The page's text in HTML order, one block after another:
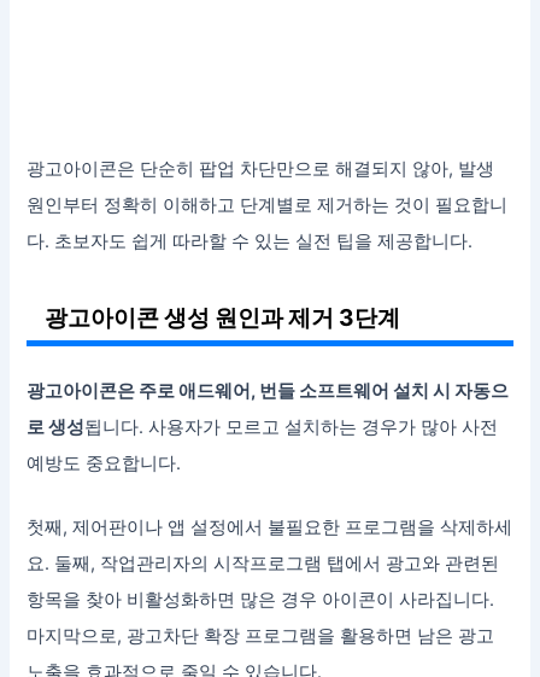
광고아이콘은 단순히 팝업 차단만으로 해결되지 않아, 발생
원인부터 정확히 이해하고 단계별로 제거하는 것이 필요합니
다. 초보자도 쉽게 따라할 수 있는 실전 팁을 제공합니다.
광고아이콘 생성 원인과 제거 3단계
광고아이콘은 주로 애드웨어, 번들 소프트웨어 설치 시 자동으
로 생성됩니다. 사용자가 모르고 설치하는 경우가 많아 사전
예방도 중요합니다.
첫째, 제어판이나 앱 설정에서 불필요한 프로그램을 삭제하세
요. 둘째, 작업관리자의 시작프로그램 탭에서 광고와 관련된
항목을 찾아 비활성화하면 많은 경우 아이콘이 사라집니다.
마지막으로, 광고차단 확장 프로그램을 활용하면 남은 광고
노출을 효과적으로 줄일 수 있습니다.